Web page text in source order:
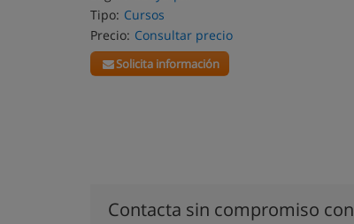
Tipo: Cursos
Precio: Consultar precio
Solicita información
Contacta sin compromiso con